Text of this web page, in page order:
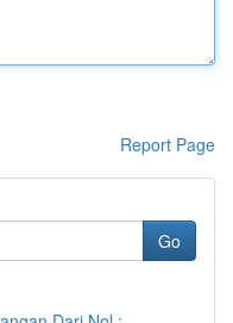
Report Page
Go